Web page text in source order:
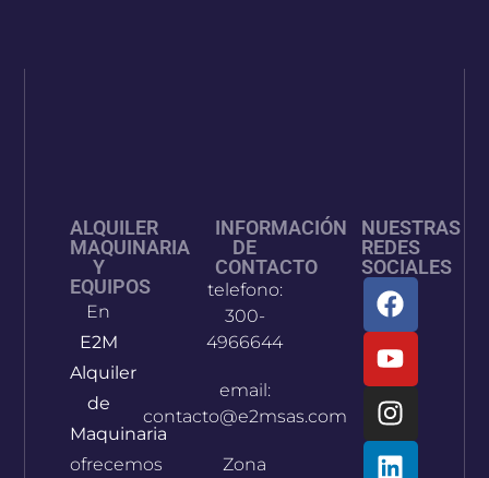
ALQUILER
MAQUINARIA
Y
EQUIPOS
En
E2M
Alquiler
de
Maquinaria
ofrecemos
INFORMACIÓN
DE
CONTACTO
telefono:
300-
4966644
email:
contacto@e2msas.com
Zona
NUESTRAS
REDES
SOCIALES